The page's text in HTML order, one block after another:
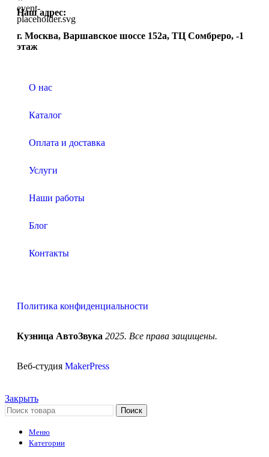
Наш адрес:
г. Москва, Варшавское шоссе 152а, ТЦ Сомбреро, -1
этаж
О нас
Каталог
Оплата и доставка
Услуги
Наши работы
Блог
Контакты
Политика конфиденциальности
Кузница АвтоЗвука 2025. Все права защищены.
Веб-студия MakerPress
Закрыть
Поиск
Меню
Категории